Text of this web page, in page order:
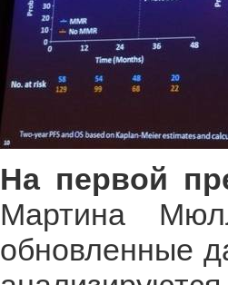
На первой
Мартина
обновленные